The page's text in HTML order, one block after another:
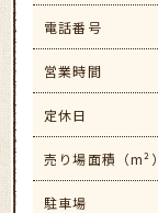
電話番号
営業時間
定休日
売り場面積（m²）
駐車場